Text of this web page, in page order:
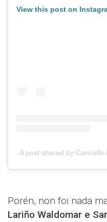
View this post on
A post shared by
Porén, non foi nada
Lariño Waldomar e